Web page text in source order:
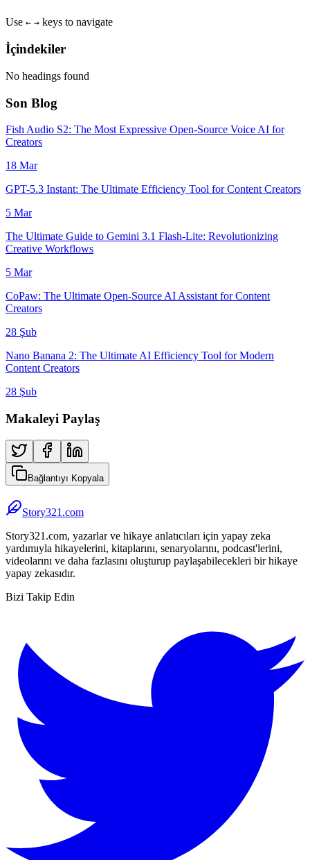
Use ← → keys to navigate
İçindekiler
No headings found
Son Blog
Fish Audio S2: The Most Expressive Open-Source Voice AI for
Creators
18 Mar
GPT-5.3 Instant: The Ultimate Efficiency Tool for Content Creators
5 Mar
The Ultimate Guide to Gemini 3.1 Flash-Lite: Revolutionizing
Creative Workflows
5 Mar
CoPaw: The Ultimate Open-Source AI Assistant for Content
Creators
28 Şub
Nano Banana 2: The Ultimate AI Efficiency Tool for Modern
Content Creators
28 Şub
Makaleyi Paylaş
Bağlantıyı Kopyala
Story321.com
Story321.com, yazarlar ve hikaye anlatıcıları için yapay zeka
yardımıyla hikayelerini, kitaplarını, senaryolarını, podcast'lerini,
videolarını ve daha fazlasını oluşturup paylaşabilecekleri bir hikaye
yapay zekasıdır.
Bizi Takip Edin